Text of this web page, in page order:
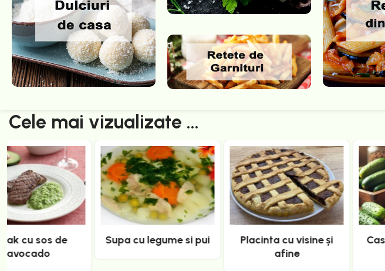
Cele mai vizualizate ...
Placinta cu visine și
Castraveti murati de
FRIGĂRUI DE PORC CU